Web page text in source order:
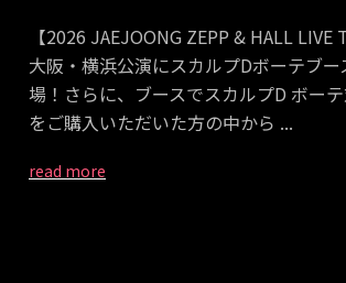
【2026 JAEJOONG ZEPP & HALL LIVE
大阪・横浜公演にスカルプDボーテブー
場！さらに、ブースでスカルプD ボー
をご購入いただいた方の中から